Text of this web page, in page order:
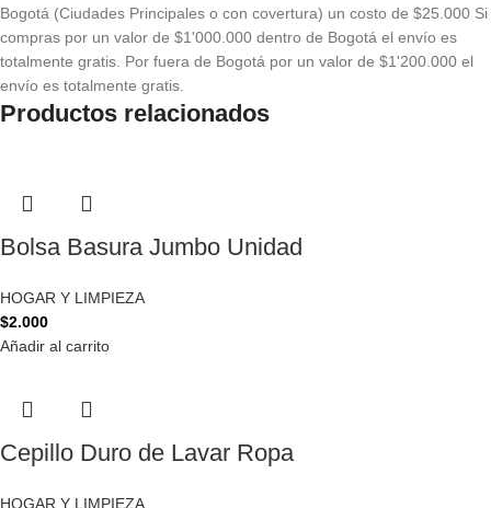
Bogotá (Ciudades Principales o con covertura) un costo de $25.000 Si
compras por un valor de $1'000.000 dentro de Bogotá el envío es
totalmente gratis. Por fuera de Bogotá por un valor de $1'200.000 el
envío es totalmente gratis.
Productos relacionados
Bolsa Basura Jumbo Unidad
HOGAR Y LIMPIEZA
$2.000
Añadir al carrito
Cepillo Duro de Lavar Ropa
HOGAR Y LIMPIEZA